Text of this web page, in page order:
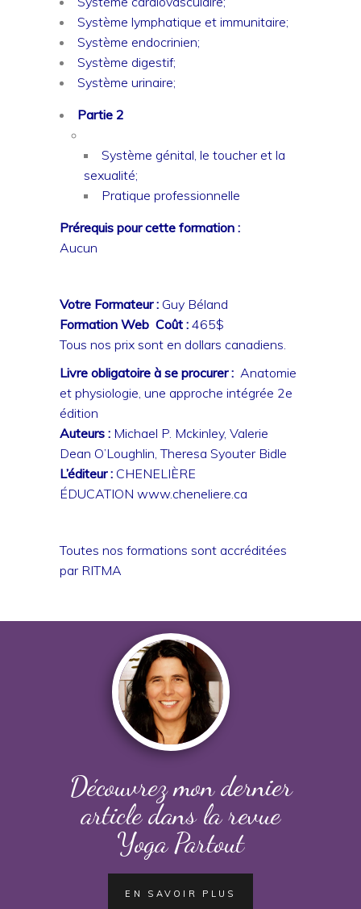
Système lymphatique et immunitaire;
Système endocrinien;
Système digestif;
Système urinaire;
Partie 2
Système génital, le toucher et la
sexualité;
Pratique professionnelle
Prérequis pour cette formation :
Aucun
Votre Formateur : Guy Béland
Formation Web Coût : 465$
Tous nos prix sont en dollars canadiens.
Livre obligatoire à se procurer : Anatomie
et physiologie, une approche intégrée 2e
édition
Auteurs : Michael P. Mckinley, Valerie
Dean O’Loughlin, Theresa Syouter Bidle
L’éditeur : CHENELIÈRE
ÉDUCATION www.cheneliere.ca
Toutes nos formations sont accréditées
par RITMA
Découvrez mon dernier
article dans la revue
Yoga Partout
EN SAVOIR PLUS